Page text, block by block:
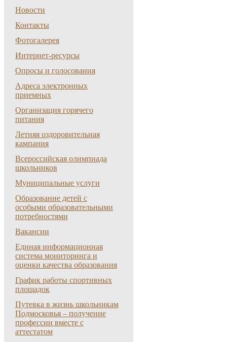
Новости
Контакты
Фотогалерея
Интернет-ресурсы
Опросы и голосования
Адреса электронных
приемных
Организация горячего
питания
Летняя оздоровительная
кампания
Всероссийская олимпиада
школьников
Муниципальные услуги
Образование детей с
особыми образовательными
потребностями
Вакансии
Единая информационная
система мониторинга и
оценки качества образования
График работы спортивных
площадок
Путевка в жизнь школьникам
Подмосковья – получение
профессии вместе с
аттестатом